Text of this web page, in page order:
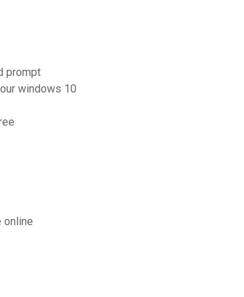
prompt
windows 10
online